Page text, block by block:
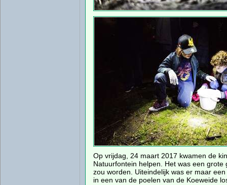
Op vrijdag, 24 maart 2017 kwamen de
Natuurfontein helpen. Het was een
zou worden. Uiteindelijk was er maar
in een van de poelen van de Koeweide